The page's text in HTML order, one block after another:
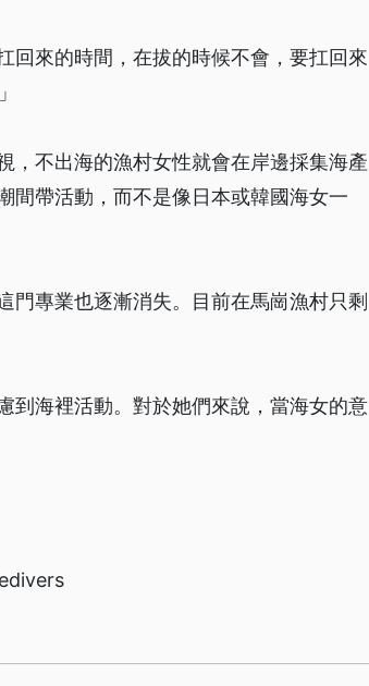
回來的時間，在拔的時候不會，要扛回來
，不出海的漁村女性就會在岸邊採集海產
間帶活動，而不是像日本或韓國海女一
門專業也逐漸消失。目前在馬崗漁村只剩
到海裡活動。對於她們來說，當海女的意